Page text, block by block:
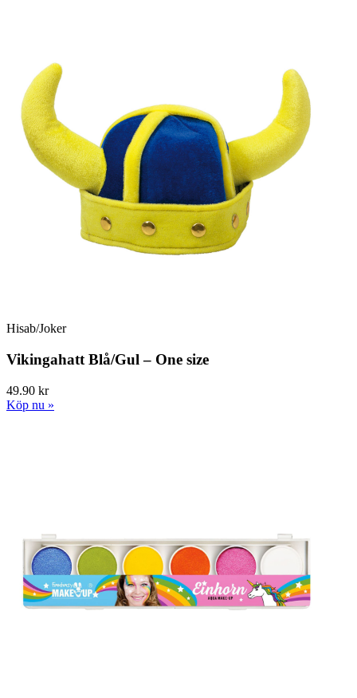
Hisab/Joker
Vikingahatt Blå/Gul – One size
49.90 kr
Köp nu »